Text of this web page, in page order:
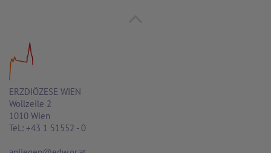
ERZDIÖZESE WIEN
Wollzeile 2
1010 Wien
Tel.: +43 1 51552 - 0